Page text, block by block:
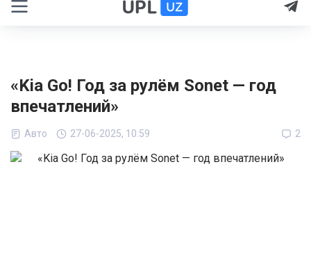
«Kia Go! Год за рулём Sonet — год
впечатлений»
Авто 27-06-2025, 10:59 2